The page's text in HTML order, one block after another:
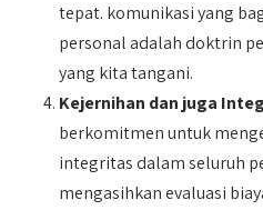
tepat. komunikasi yang
personal adalah doktrin
yang kita tangani.
Kejernihan dan juga
berkomitmen untuk
integritas dalam seluruh
mengasihkan evaluasi